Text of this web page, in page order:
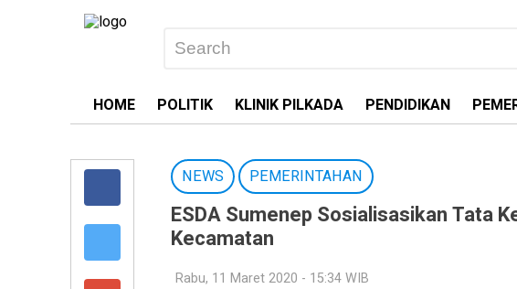
HOME POLITIK KLINIK PILKADA PENDIDIKAN
NEWS PEMERINTAHAN
ESDA Sumenep Sosialisasikan Tata
Kecamatan
Rabu, 11 Maret 2020 - 15:34 WIB